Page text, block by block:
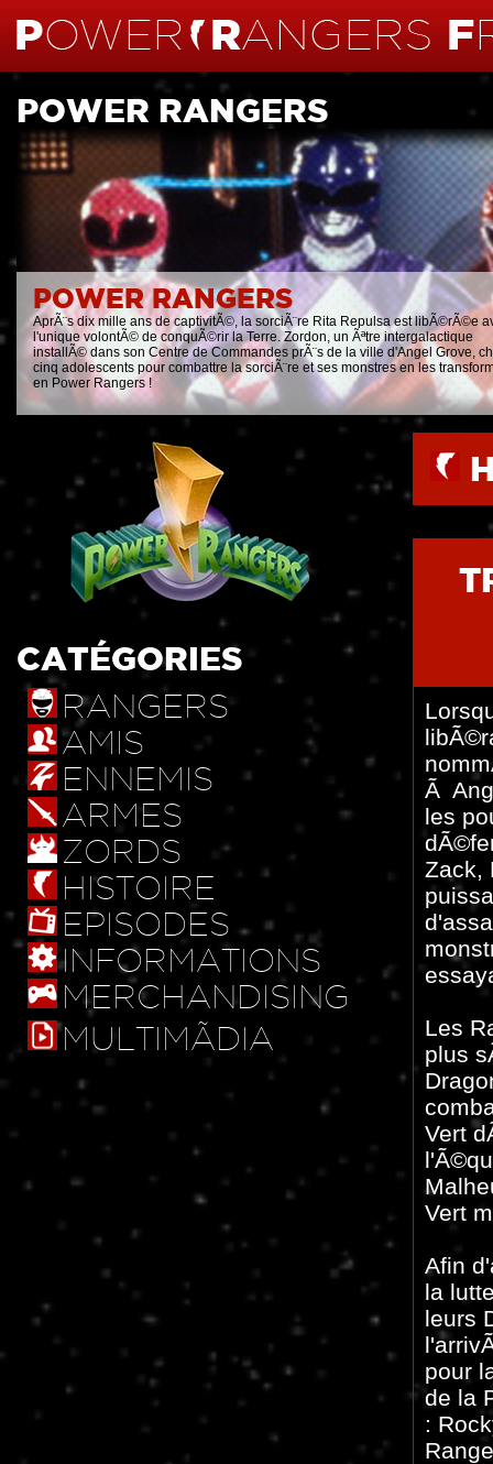
POWER RANGERS
POWER RANGERS
AprÃ¨s dix mille ans de captivitÃ©, la sorciÃ¨re Rita Repulsa est libÃ©rÃ©e
l'unique volontÃ© de conquÃ©rir la Terre. Zordon, un Ãªtre intergalactique
installÃ© dans son Centre de Commandes prÃ¨s de la ville d'Angel Grove,
cinq adolescents pour combattre la sorciÃ¨re et ses monstres en les
en Power Rangers !
CATÉGORIES
RANGERS
AMIS
ENNEMIS
ARMES
ZORDS
HISTOIRE
EPISODES
INFORMATIONS
MERCHANDISING
MULTIMÃDIA
Ã
les
Zack,
Les
plus
Vert
Vert
Afin
la
leurs
pour
de la
: